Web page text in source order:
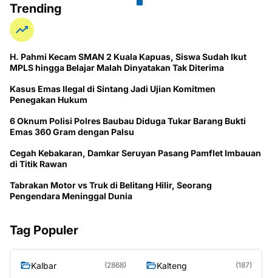
Trending
H. Pahmi Kecam SMAN 2 Kuala Kapuas, Siswa Sudah Ikut
MPLS hingga Belajar Malah Dinyatakan Tak Diterima
Kasus Emas Ilegal di Sintang Jadi Ujian Komitmen
Penegakan Hukum
6 Oknum Polisi Polres Baubau Diduga Tukar Barang Bukti
Emas 360 Gram dengan Palsu
Cegah Kebakaran, Damkar Seruyan Pasang Pamflet Imbauan
di Titik Rawan
Tabrakan Motor vs Truk di Belitang Hilir, Seorang
Pengendara Meninggal Dunia
Tag Populer
Kalbar (2868) Kalteng (187)